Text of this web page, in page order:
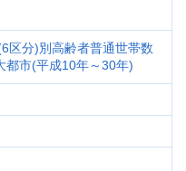
区分)別高齢者普通世帯数
都市(平成10年～30年)